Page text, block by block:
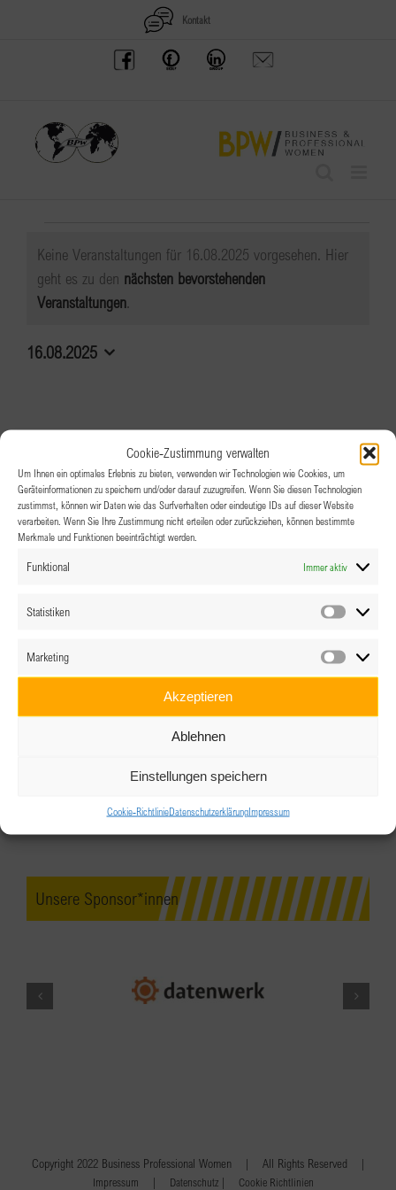
Cookie-Zustimmung verwalten
Um Ihnen ein optimales Erlebnis zu bieten, verwenden wir Technologien wie Cookies, um
Geräteinformationen zu speichern und/oder darauf zuzugreifen. Wenn Sie diesen Technologien
zustimmst, können wir Daten wie das Surfverhalten oder eindeutige IDs auf dieser Website
verarbeiten. Wenn Sie Ihre Zustimmung nicht erteilen oder zurückziehen, können bestimmte
Merkmale und Funktionen beeinträchtigt werden.
Funktional Immer aktiv
Statistiken
Marketing
Akzeptieren
Ablehnen
Einstellungen speichern
Cookie-RichtlinieDatenschutzerklärungImpressum
Kontakt
BPW
Austria
Offenes
Frauennetzwerk
BPW
Gruppe
Anfrage
schicken
Veranstaltungen
für
Hinweis
Keine Veranstaltungen für 16.08.2025 vorgesehen. Hier
geht es zu den nächsten bevorstehenden
Veranstaltungen.
16.08.2025
Unsere Sponsor*innen
Copyright 2022 Business Professional Women | All Rights Reserved |
Impressum | Datenschutz | Cookie Richtlinien